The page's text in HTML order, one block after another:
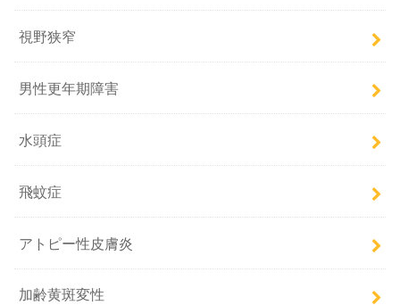
視野狭窄
男性更年期障害
水頭症
飛蚊症
アトピー性皮膚炎
加齢黄斑変性